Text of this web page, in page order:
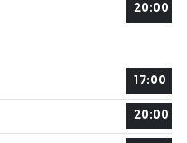
20:00
17:00
20:00